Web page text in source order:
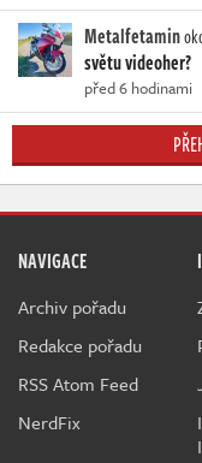
Metalfetamin
světu videoher?
před 6 hodinami
NAVIGACE
Archiv pořadu
Redakce pořadu
RSS Atom Feed
NerdFix